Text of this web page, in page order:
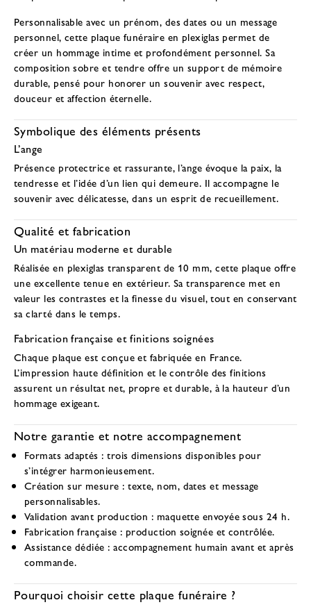
Personnalisable avec un prénom, des dates ou un message
personnel, cette plaque funéraire en plexiglas permet de
créer un hommage intime et profondément personnel. Sa
composition sobre et tendre offre un support de mémoire
durable, pensé pour honorer un souvenir avec respect,
douceur et affection éternelle.
Symbolique des éléments présents
L’ange
Présence protectrice et rassurante, l’ange évoque la paix, la
tendresse et l’idée d’un lien qui demeure. Il accompagne le
souvenir avec délicatesse, dans un esprit de recueillement.
Qualité et fabrication
Un matériau moderne et durable
Réalisée en plexiglas transparent de 10 mm, cette plaque offre
une excellente tenue en extérieur. Sa transparence met en
valeur les contrastes et la finesse du visuel, tout en conservant
sa clarté dans le temps.
Fabrication française et finitions soignées
Chaque plaque est conçue et fabriquée en France.
L’impression haute définition et le contrôle des finitions
assurent un résultat net, propre et durable, à la hauteur d’un
hommage exigeant.
Notre garantie et notre accompagnement
Formats adaptés : trois dimensions disponibles pour
s’intégrer harmonieusement.
Création sur mesure : texte, nom, dates et message
personnalisables.
Validation avant production : maquette envoyée sous 24 h.
Fabrication française : production soignée et contrôlée.
Assistance dédiée : accompagnement humain avant et après
commande.
Pourquoi choisir cette plaque funéraire ?